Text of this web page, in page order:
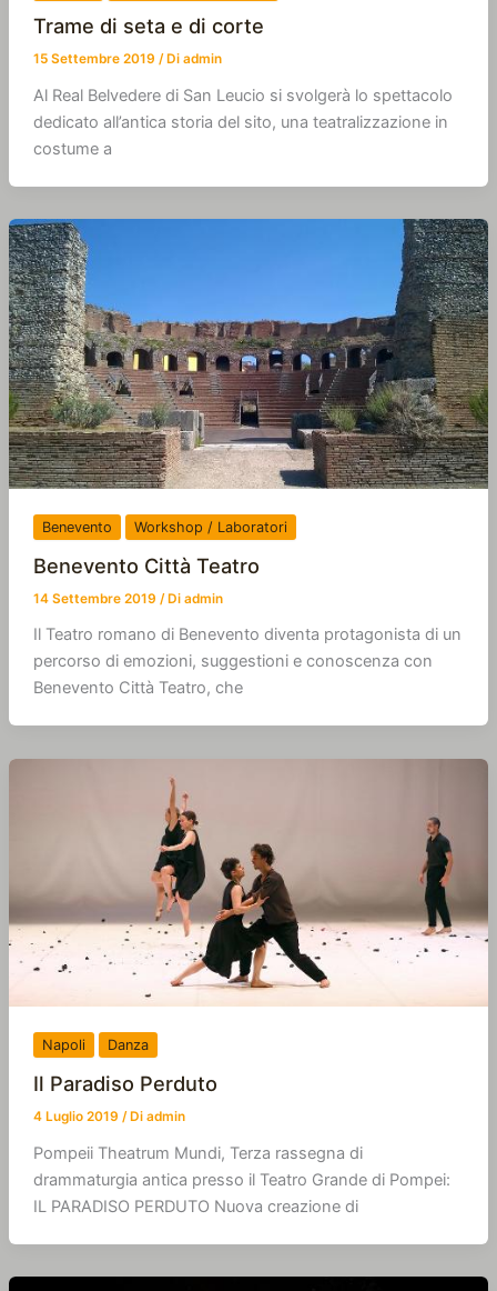
Trame di seta e di corte
15 Settembre 2019 / Di admin
Al Real Belvedere di San Leucio si svolgerà lo spettacolo
dedicato all’antica storia del sito, una teatralizzazione in
costume a
Benevento Workshop / Laboratori
Benevento Città Teatro
14 Settembre 2019 / Di admin
Il Teatro romano di Benevento diventa protagonista di un
percorso di emozioni, suggestioni e conoscenza con
Benevento Città Teatro, che
Napoli Danza
Il Paradiso Perduto
4 Luglio 2019 / Di admin
Pompeii Theatrum Mundi, Terza rassegna di
drammaturgia antica presso il Teatro Grande di Pompei:
IL PARADISO PERDUTO Nuova creazione di